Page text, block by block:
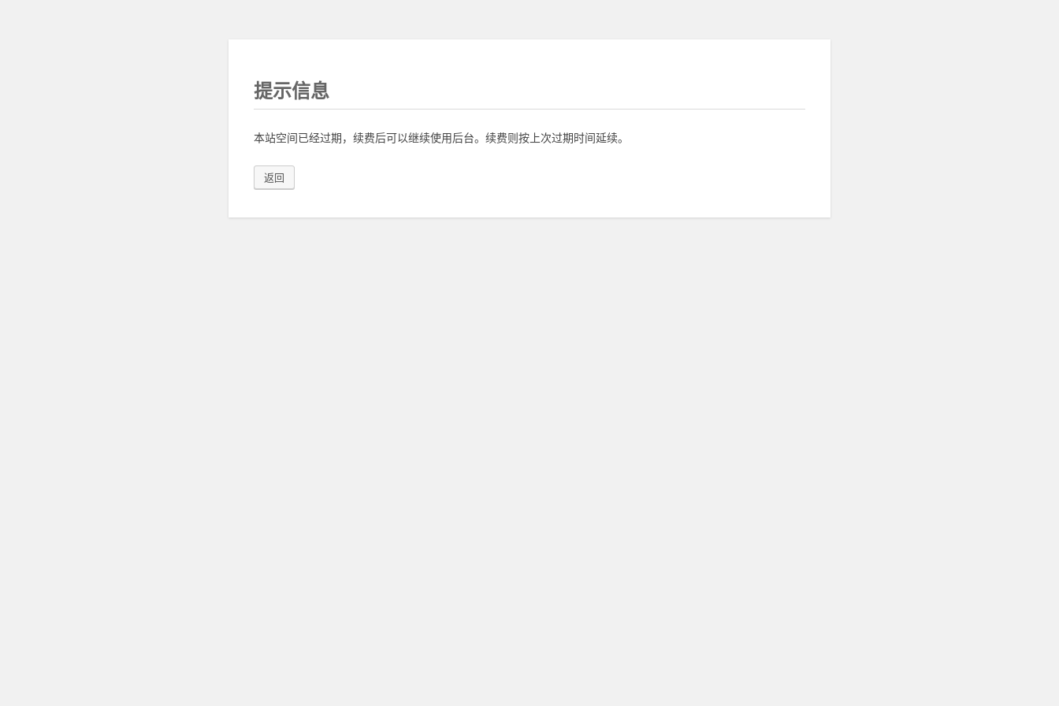
提示信息
本站空间已经过期，续费后可以继续使用后台。续费则按上次过期时间延续。
返回